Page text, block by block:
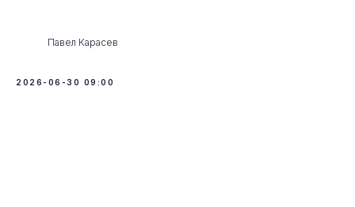
Павел Карасев
2026-06-30 09:00